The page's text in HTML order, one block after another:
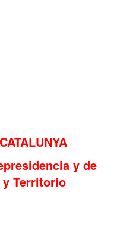
y de
Territorio